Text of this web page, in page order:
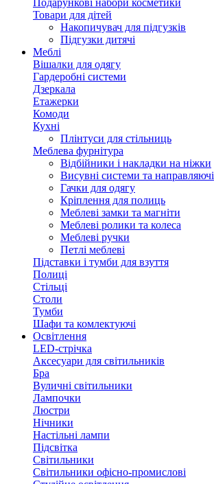
Подарункові набори косметики
Товари для дітей
Накопичувач для підгузків
Підгузки дитячі
Меблі
Вішалки для одягу
Гардеробні системи
Дзеркала
Етажерки
Комоди
Кухні
Плінтуси для стільниць
Меблева фурнітура
Відбійники і накладки на ніжки
Висувні системи та направляючі
Гачки для одягу
Кріплення для полиць
Меблеві замки та магніти
Меблеві ролики та колеса
Меблеві ручки
Петлі меблеві
Підставки і тумби для взуття
Полиці
Стільці
Столи
Тумби
Шафи та комлектуючі
Освітлення
LED-стрічка
Аксесуари для світильників
Бра
Вуличні світильники
Лампочки
Люстри
Нічники
Настільні лампи
Підсвітка
Світильники
Світильники офісно-промислові